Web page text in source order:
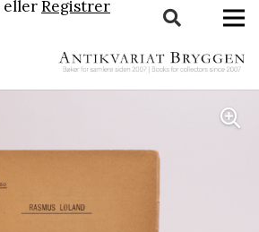
ellerRegistrer